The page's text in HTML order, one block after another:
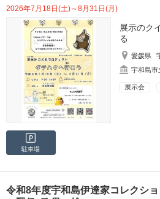
2026年7月18日(土)～8月31日(月)
展示のク
る
愛媛県
宇和島市
展示会
駐車場
令和8年度宇和島伊達家コレクシ